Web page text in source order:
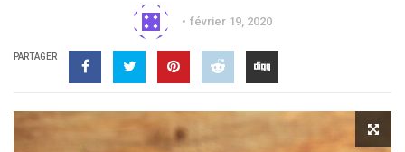
février 19, 2020
PARTAGER